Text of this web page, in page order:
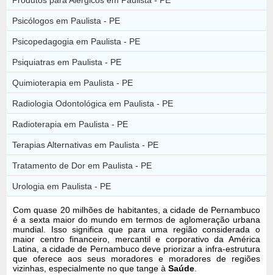
Psicólogos em Paulista - PE
Psicopedagogia em Paulista - PE
Psiquiatras em Paulista - PE
Quimioterapia em Paulista - PE
Radiologia Odontológica em Paulista - PE
Radioterapia em Paulista - PE
Terapias Alternativas em Paulista - PE
Tratamento de Dor em Paulista - PE
Urologia em Paulista - PE
Com quase 20 milhões de habitantes, a cidade de Pernambuco
é a sexta maior do mundo em termos de aglomeração urbana
mundial. Isso significa que para uma região considerada o
maior centro financeiro, mercantil e corporativo da América
Latina, a cidade de Pernambuco deve priorizar a infra-estrutura
que oferece aos seus moradores e moradores de regiões
vizinhas, especialmente no que tange àSaúde